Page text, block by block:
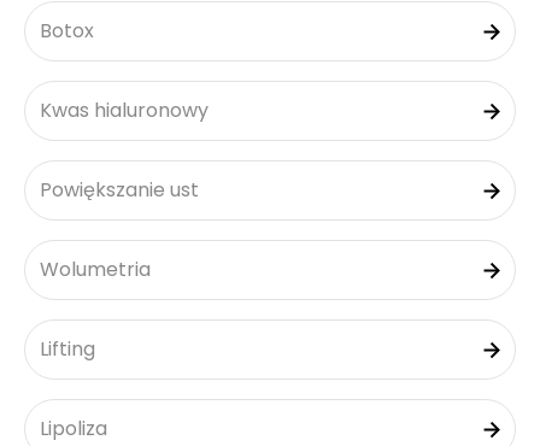
Botox
Kwas hialuronowy
Powiększanie ust
Wolumetria
Lifting
Lipoliza